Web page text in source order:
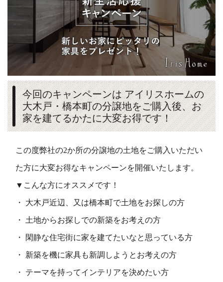
今回のキャンペーンは アイリスホームの
大木戸・橋本町の分譲地をご購入後、お
家を建てるかたに大変お得です！
この度弊社の2か所の分譲地の土地をご購入いただい
た方に大変お得なキャンペーンを開催いたします。
▼こんな方にオススメです！
・ 大木戸近辺、又は橋本町で土地をお探しの方
・ 土地からお探しでの新築をお考えの方
・ 閑静な住宅街に家を建てたいなと思っている方
・ 新築を機に家具も新調しようとお考えの方
・ テーマを持ってインテリアを決めたい方